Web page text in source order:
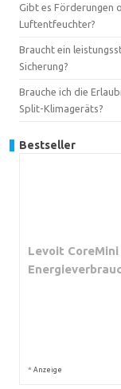
Gibt es Förderungen
Luftentfeuchter?
Braucht ein
Sicherung?
Brauche ich die
Split-Klimageräts?
Bestseller
Levoit
* Anzeige